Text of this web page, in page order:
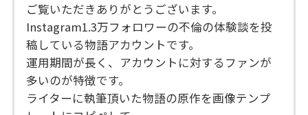
ご覧いただきありがとうございます。
Instagram1.3万フォロワーの不倫の体験談を投
稿している物語アカウントです。
運用期間が長く、アカウントに対するファンが
多いのが特徴です。
ライターに執筆頂いた物語の原作を画像テンプ